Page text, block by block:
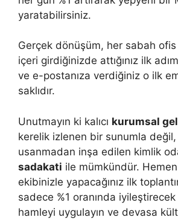
yaratabilirsiniz.
Gerçek dönüşüm, her sabah ofis
içeri girdiğinizde attığınız ilk
ve e-postanıza verdiğiniz o ilk
saklıdır.
Unutmayın ki kalıcı kurumsal
kerelik izlenen bir sunumla değil,
usanmadan inşa edilen kimlik
sadakati ile mümkündür. Hemen
ekibinizle yapacağınız ilk
sadece %1 oranında
hamleyi uygulayın ve devasa